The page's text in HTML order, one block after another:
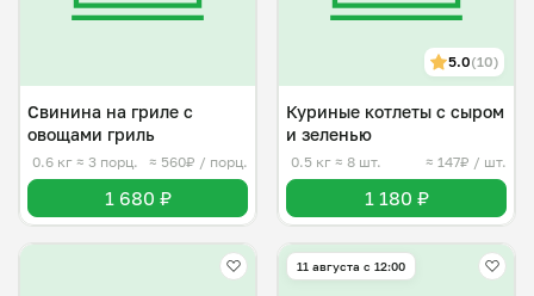
Свинина на гриле с
овощами гриль
0.6 кг ≈ 3 порц. ≈ 560₽ / порц.
1 680 ₽
5.0(10)
Куриные котлеты с сыром
и зеленью
0.5 кг ≈ 8 шт. ≈ 147₽ / шт.
1 180 ₽
11 августа с 12:00